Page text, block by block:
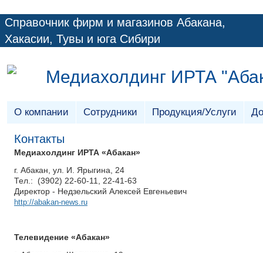
Справочник фирм и магазинов Абакана,
Хакасии, Тувы и юга Сибири
Медиахолдинг ИРТА
О компании Сотрудники Продукция/Услуги
Контакты
Медиахолдинг ИРТА «Абакан»
г. Абакан, ул. И. Ярыгина, 24
Тел.: (3902) 22-60-11, 22-41-63
Директор - Недзельский Алексей Евгеньевич
http://abakan-news.ru
Телевидение «Абакан»